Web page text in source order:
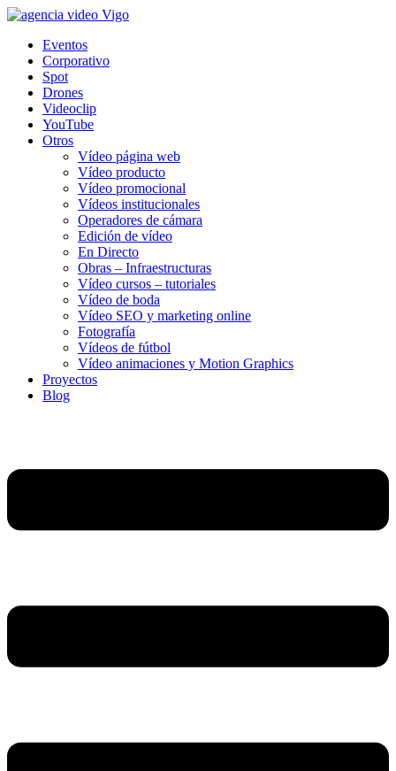
Eventos
Corporativo
Spot
Drones
Videoclip
YouTube
Otros
Vídeo página web
Vídeo producto
Vídeo promocional
Vídeos institucionales
Operadores de cámara
Edición de vídeo
En Directo
Obras – Infraestructuras
Vídeo cursos – tutoriales
Vídeo de boda
Vídeo SEO y marketing online
Fotografía
Vídeos de fútbol
Vídeo animaciones y Motion Graphics
Proyectos
Blog